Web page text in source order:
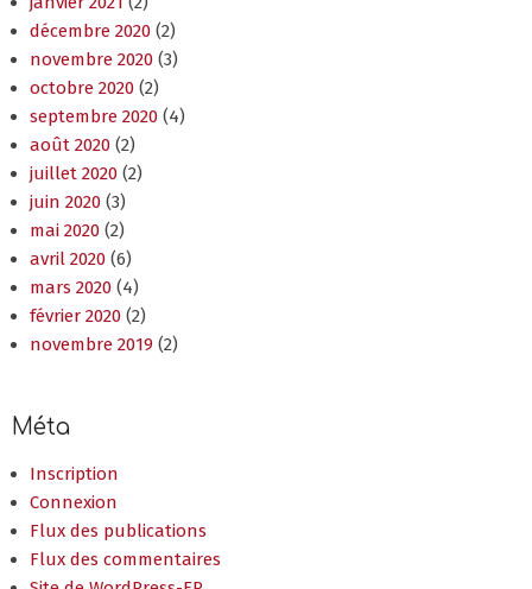
décembre 2020 (2)
novembre 2020 (3)
octobre 2020 (2)
septembre 2020 (4)
août 2020 (2)
juillet 2020 (2)
juin 2020 (3)
mai 2020 (2)
avril 2020 (6)
mars 2020 (4)
février 2020 (2)
novembre 2019 (2)
Méta
Inscription
Connexion
Flux des publications
Flux des commentaires